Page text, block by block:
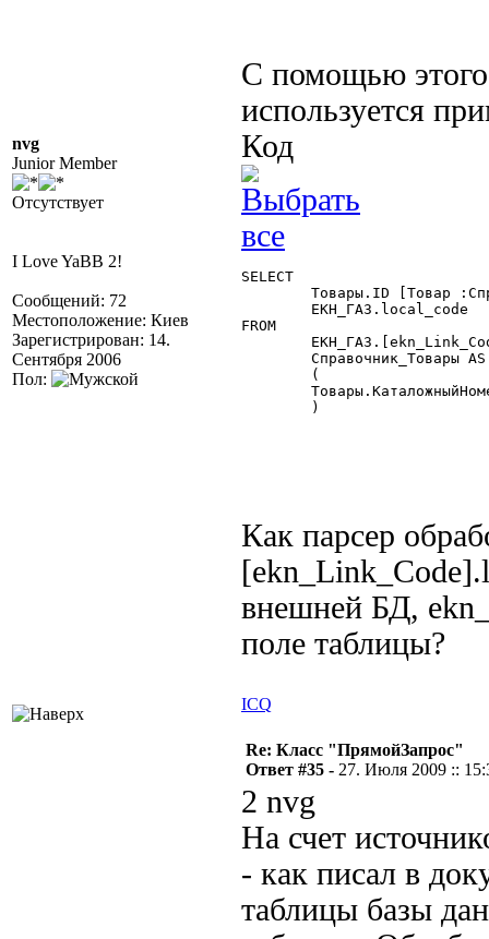
nvg
Junior Member
Отсутствует
I Love YaBB 2!
Сообщений: 72
Местоположение: Киев
Зарегистрирован: 14.
Сентября 2006
Пол:
C помощью
используется
Код
SELECT
FROM
Как парсер
внешней БД,
поле таблицы?
ICQ
Re: Класс "ПрямойЗапрос"
Ответ #35 - 27. Июля 2009 ::
2 nvg
На счет
- как писал в
таблицы базы